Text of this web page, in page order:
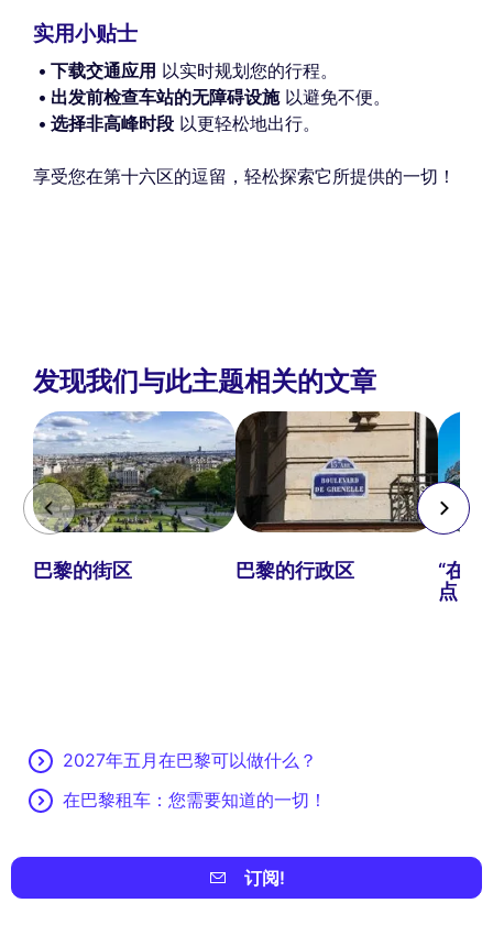
实用小贴士
下载交通应用 以实时规划您的行程。
出发前检查车站的无障碍设施以避免不便。
选择非高峰时段 以更轻松地出行。
享受您在第十六区的逗留，轻松探索它所提供的一切！
发现我们与此主题相关的文章
巴黎的街区 巴黎的行政区
“在
点：
2027年五月在巴黎可以做什么？
在巴黎租车：您需要知道的一切！
订阅!